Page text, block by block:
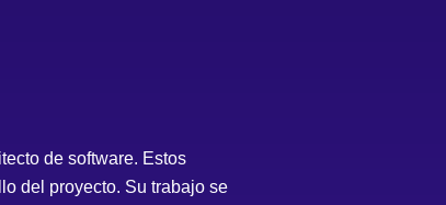
de software. Estos
del proyecto. Su trabajo se